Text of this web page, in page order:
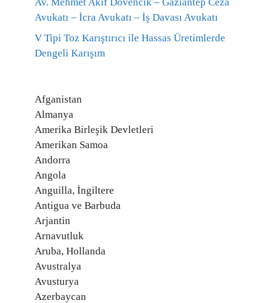
Av. Mehmet Akif Dövencik – Gaziantep Ceza
Avukatı – İcra Avukatı – İş Davası Avukatı
V Tipi Toz Karıştırıcı ile Hassas Üretimlerde
Dengeli Karışım
Afganistan
Almanya
Amerika Birleşik Devletleri
Amerikan Samoa
Andorra
Angola
Anguilla, İngiltere
Antigua ve Barbuda
Arjantin
Arnavutluk
Aruba, Hollanda
Avustralya
Avusturya
Azerbaycan